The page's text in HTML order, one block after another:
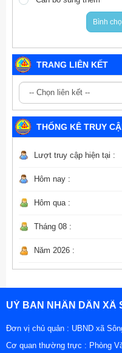
Bình
TRANG LIÊN KẾT
THỐNG KÊ TRUY
Lượt truy cập hiện tại :
Hôm nay :
Hôm qua :
Tháng 08 :
Năm 2026 :
UỶ BAN NHÂN DÂN XÃ
Đơn vị chủ quản : UBND xã
Cơ quan thường trực : Phòng